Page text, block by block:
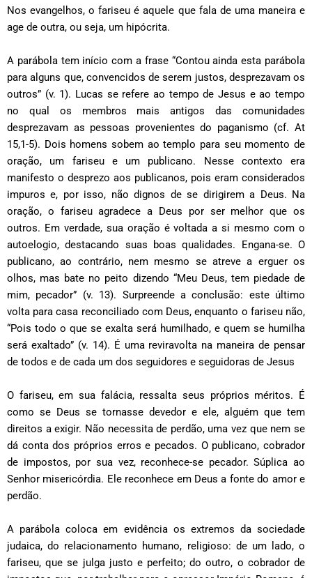
Nos evangelhos, o fariseu é aquele que fala de uma maneira e
age de outra, ou seja, um hipócrita.
A parábola tem início com a frase “Contou ainda esta parábola
para alguns que, convencidos de serem justos, desprezavam os
outros” (v. 1). Lucas se refere ao tempo de Jesus e ao tempo
no qual os membros mais antigos das comunidades
desprezavam as pessoas provenientes do paganismo (cf. At
15,1-5). Dois homens sobem ao templo para seu momento de
oração, um fariseu e um publicano. Nesse contexto era
manifesto o desprezo aos publicanos, pois eram considerados
impuros e, por isso, não dignos de se dirigirem a Deus. Na
oração, o fariseu agradece a Deus por ser melhor que os
outros. Em verdade, sua oração é voltada a si mesmo com o
autoelogio, destacando suas boas qualidades. Engana-se. O
publicano, ao contrário, nem mesmo se atreve a erguer os
olhos, mas bate no peito dizendo “Meu Deus, tem piedade de
mim, pecador” (v. 13). Surpreende a conclusão: este último
volta para casa reconciliado com Deus, enquanto o fariseu não,
“Pois todo o que se exalta será humilhado, e quem se humilha
será exaltado” (v. 14). É uma reviravolta na maneira de pensar
de todos e de cada um dos seguidores e seguidoras de Jesus
O fariseu, em sua falácia, ressalta seus próprios méritos. É
como se Deus se tornasse devedor e ele, alguém que tem
direitos a exigir. Não necessita de perdão, uma vez que nem se
dá conta dos próprios erros e pecados. O publicano, cobrador
de impostos, por sua vez, reconhece-se pecador. Súplica ao
Senhor misericórdia. Ele reconhece em Deus a fonte do amor e
perdão.
A parábola coloca em evidência os extremos da sociedade
judaica, do relacionamento humano, religioso: de um lado, o
fariseu, que se julga justo e perfeito; do outro, o cobrador de